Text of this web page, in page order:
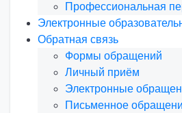
Профессиональная
Электронные
Обратная связь
Формы обращений
Личный приём
Электронные
Письменное